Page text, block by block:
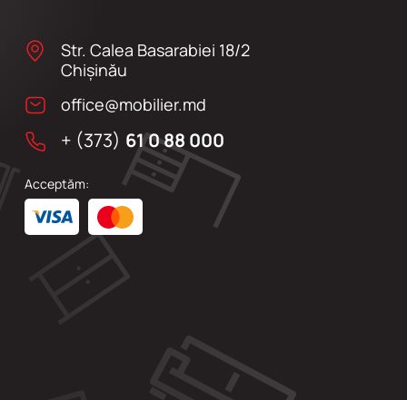
Str. Calea Basarabiei 18/2
Chişinău
office@mobilier.md
+ (373) 61 0 88 000
Acceptăm: